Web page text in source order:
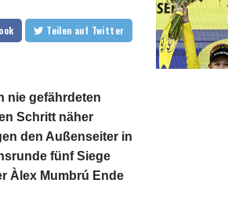
Teilen auf Twitter
nie gefährdeten
Schritt näher
den Außenseiter in
fünf Siege
Àlex Mumbrú Ende